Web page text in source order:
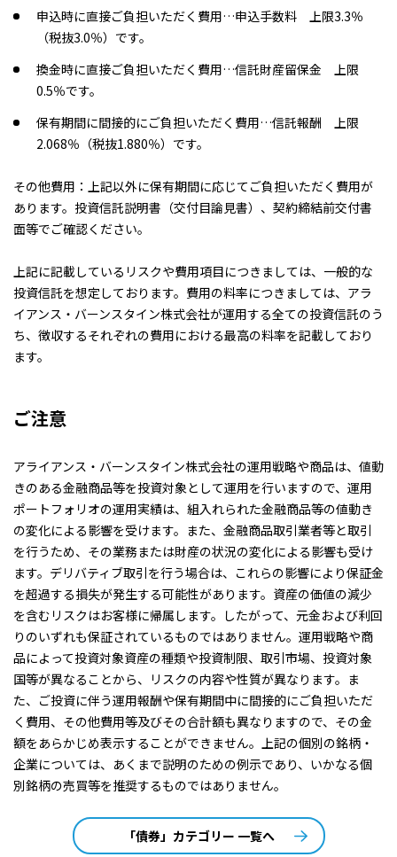
申込時に直接ご負担いただく費用…申込手数料 上限3.3％
（税抜3.0％）です。
換金時に直接ご負担いただく費用…信託財産留保金 上限
0.5％です。
保有期間に間接的にご負担いただく費用…信託報酬 上限
2.068％（税抜1.880％）です。
その他費用：上記以外に保有期間に応じてご負担いただく費用が
あります。投資信託説明書（交付目論見書）、契約締結前交付書
面等でご確認ください。
上記に記載しているリスクや費用項目につきましては、一般的な
投資信託を想定しております。費用の料率につきましては、アラ
イアンス・バーンスタイン株式会社が運用する全ての投資信託のう
ち、徴収するそれぞれの費用における最高の料率を記載しており
ます。
ご注意
アライアンス・バーンスタイン株式会社の運用戦略や商品は、値動
きのある金融商品等を投資対象として運用を行いますので、運用
ポートフォリオの運用実績は、組入れられた金融商品等の値動き
の変化による影響を受けます。また、金融商品取引業者等と取引
を行うため、その業務または財産の状況の変化による影響も受け
ます。デリバティブ取引を行う場合は、これらの影響により保証金
を超過する損失が発生する可能性があります。資産の価値の減少
を含むリスクはお客様に帰属します。したがって、元金および利回
りのいずれも保証されているものではありません。運用戦略や商
品によって投資対象資産の種類や投資制限、取引市場、投資対象
国等が異なることから、リスクの内容や性質が異なります。ま
た、ご投資に伴う運用報酬や保有期間中に間接的にご負担いただ
く費用、その他費用等及びその合計額も異なりますので、その金
額をあらかじめ表示することができません。上記の個別の銘柄・
企業については、あくまで説明のための例示であり、いかなる個
別銘柄の売買等を推奨するものではありません。
「債券」カテゴリー 一覧へ